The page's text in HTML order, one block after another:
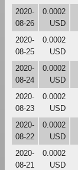
2020-
08-26
0.0002
USD
2020-
08-25
0.0002
USD
2020-
08-24
0.0002
USD
2020-
08-23
0.0002
USD
2020-
08-22
0.0002
USD
2020-
08-21
0.0002
USD